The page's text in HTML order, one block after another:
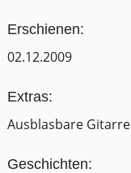
Erschienen:
02.12.2009
Extras:
Ausblasbare Gitarre
Geschichten: